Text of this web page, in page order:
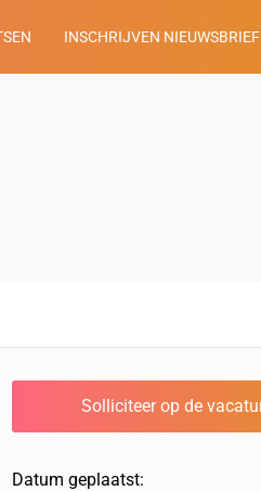
INSCHRIJVEN NIEUWSBRIEF
Datum geplaatst: